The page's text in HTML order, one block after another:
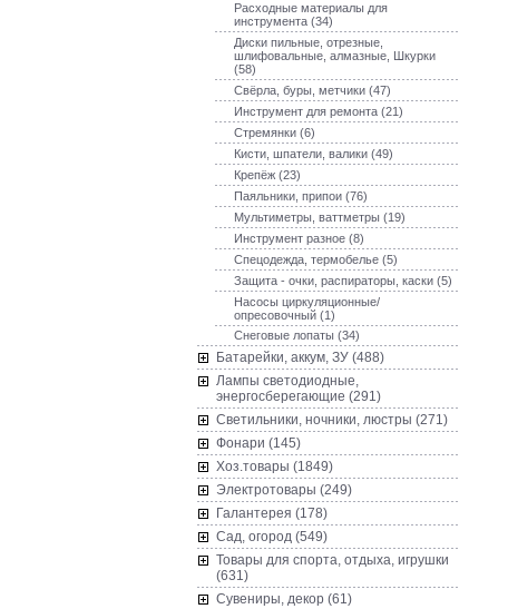
Расходные материалы для
инструмента (34)
Диски пильные, отрезные,
шлифовальные, алмазные, Шкурки
(58)
Свёрла, буры, метчики (47)
Инструмент для ремонта (21)
Стремянки (6)
Кисти, шпатели, валики (49)
Крепёж (23)
Паяльники, припои (76)
Мультиметры, ваттметры (19)
Инструмент разное (8)
Спецодежда, термобелье (5)
Защита - очки, распираторы, каски (5)
Насосы циркуляционные/
опресовочный (1)
Снеговые лопаты (34)
Батарейки, аккум, ЗУ (488)
Лампы светодиодные,
энергосберегающие (291)
Светильники, ночники, люстры (271)
Фонари (145)
Хоз.товары (1849)
Электротовары (249)
Галантерея (178)
Сад, огород (549)
Товары для спорта, отдыха, игрушки
(631)
Сувениры, декор (61)